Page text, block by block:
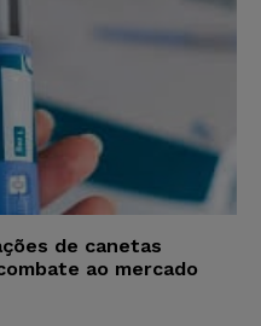
de canetas
ao mercado